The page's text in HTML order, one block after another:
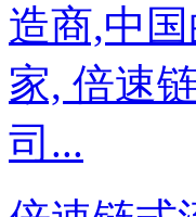
造商,中
家, 倍速
司...